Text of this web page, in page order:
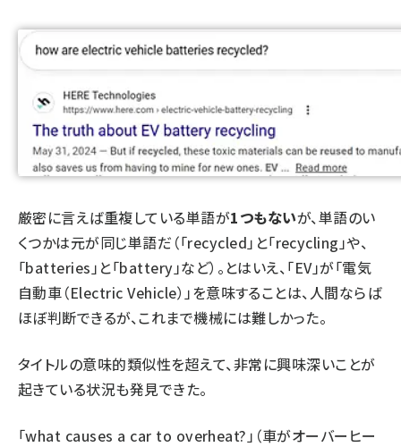
厳密に言えば重複している単語が1つもないが、単語のい
くつかは元が同じ単語だ（「recycled」と「recycling」や、
「batteries」と「battery」など）。とはいえ、「EV」が「電気
自動車（Electric Vehicle）」を意味することは、人間ならば
ほぼ判断できるが、これまで機械には難しかった。
タイトルの意味的類似性を超えて、非常に興味深いことが
起きている状況も発見できた。
「what causes a car to overheat?」（車がオーバーヒー